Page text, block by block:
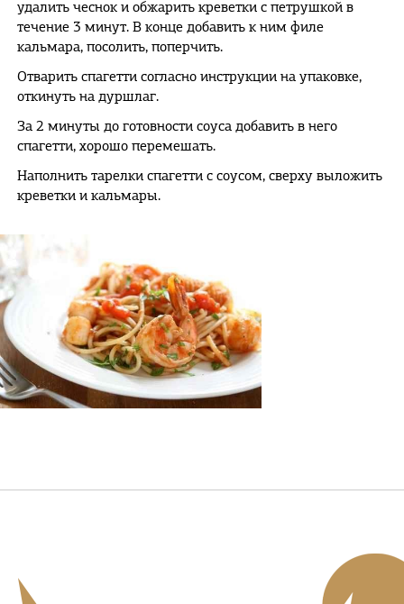
удалить чеснок и обжарить креветки с петрушкой в
течение 3 минут. В конце добавить к ним филе
кальмара, посолить, поперчить.
Отварить спагетти согласно инструкции на упаковке,
откинуть на дуршлаг.
За 2 минуты до готовности соуса добавить в него
спагетти, хорошо перемешать.
Наполнить тарелки спагетти с соусом, сверху выложить
креветки и кальмары.